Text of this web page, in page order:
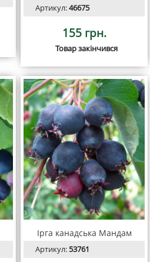
Артикул:46675
155 грн.
Товар закінчився
Ірга канадська Мандам
Артикул:53761